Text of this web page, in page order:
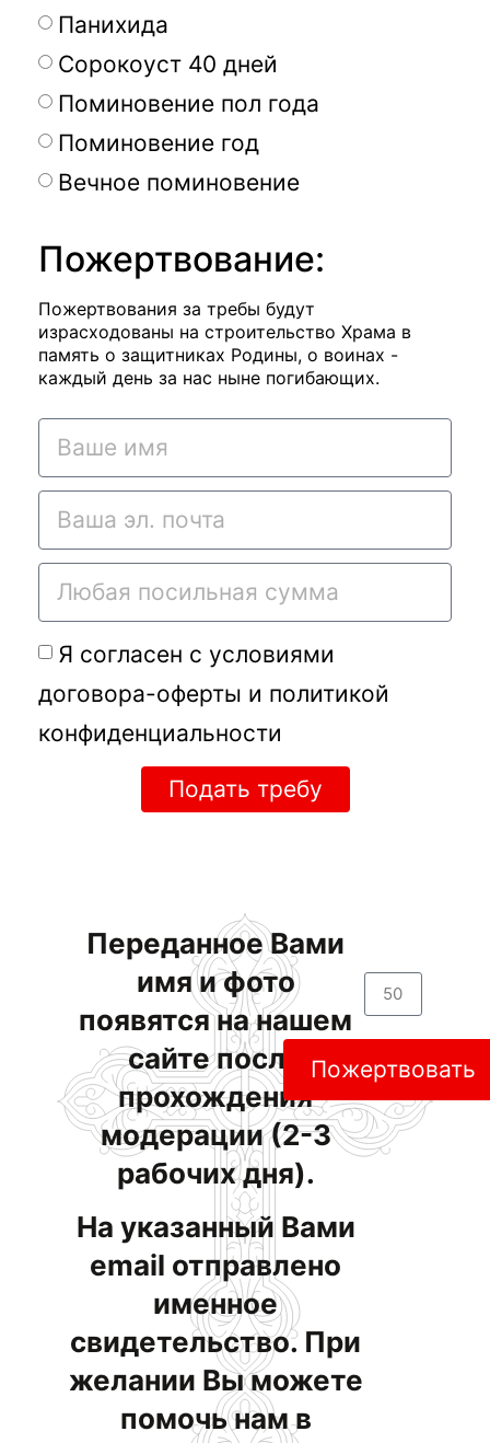
Панихида
Сорокоуст 40 дней
Поминовение пол года
Поминовение год
Вечное поминовение
Пожертвование:
Пожертвования за требы будут
израсходованы на строительство Храма в
память о защитниках Родины, о воинах -
каждый день за нас ныне погибающих.
Я согласен с условиями
договора-оферты и политикой
конфиденциальности
Подать требу
Переданное Вами
имя и фото
появятся на нашем
сайте после
прохождения
модерации (2-3
рабочих дня).
На указанный Вами
email отправлено
именное
свидетельство. При
желании Вы можете
помочь нам в
Пожертвовать